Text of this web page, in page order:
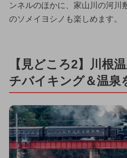
ンネルのほかに、家山川の河川
のソメイヨシノも楽しめます。
【見どころ2】川根
チバイキング＆温泉